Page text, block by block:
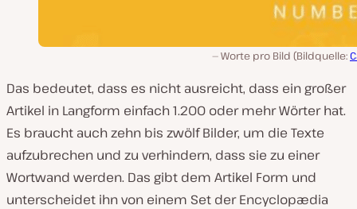
Worte pro Bild (Bildquelle:
Das bedeutet, dass es nicht ausreicht, dass ein großer
Artikel in Langform einfach 1.200 oder mehr Wörter hat.
Es braucht auch zehn bis zwölf Bilder, um die Texte
aufzubrechen und zu verhindern, dass sie zu einer
Wortwand werden. Das gibt dem Artikel Form und
unterscheidet ihn von einem Set der Encyclopædia